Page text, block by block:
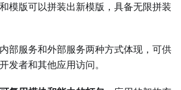
模版可以拼装出新模版，具备无限拼装
部服务和外部服务两种方式体现，可供
发者和其他应用访问。